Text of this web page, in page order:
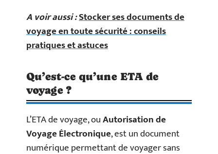
A voir aussi :Stocker ses documents de
voyage en toute sécurité : conseils
pratiques et astuces
Qu’est-ce qu’une ETA de
voyage ?
L’ETA de voyage, ouAutorisation de
Voyage Électronique, est un document
numérique permettant de voyager sans